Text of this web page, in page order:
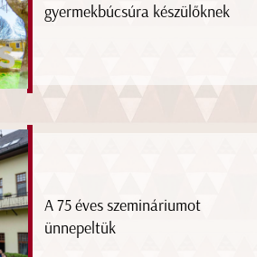
gyermekbúcsúra készülőknek
A 75 éves szemináriumot
ünnepeltük